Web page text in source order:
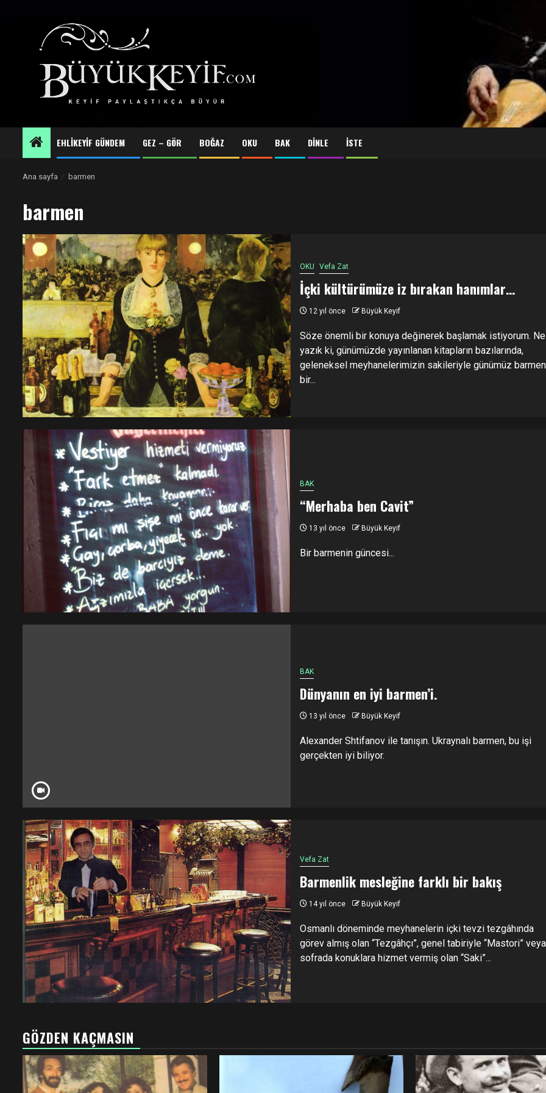
EHLİKEYİF GÜNDEM GEZ – GÖR BOĞAZ OKU BAK DİNLE İSTE
Ana sayfa barmen
barmen
OKU Vefa Zat
İçki kültürümüze iz bırakan hanımlar…
12 yıl önce Büyük Keyif
Söze önemli bir konuya değinerek başlamak istiyorum. Ne
yazık ki, günümüzde yayınlanan kitapların bazılarında,
geleneksel meyhanelerimizin sakileriyle günümüz
bir...
BAK
“Merhaba ben Cavit”
13 yıl önce Büyük Keyif
Bir barmenin güncesi...
BAK
Dünyanın en iyi barmen’i.
13 yıl önce Büyük Keyif
Alexander Shtifanov ile tanışın. Ukraynalı barmen, bu işi
gerçekten iyi biliyor.
Vefa Zat
Barmenlik mesleğine farklı bir bakış
14 yıl önce Büyük Keyif
Osmanlı döneminde meyhanelerin içki tevzi tezgâhında
görev almış olan “Tezgâhçı”, genel tabiriyle “Mastori” veya
sofrada konuklara hizmet vermiş olan “Saki”...
GÖZDEN KAÇMASIN